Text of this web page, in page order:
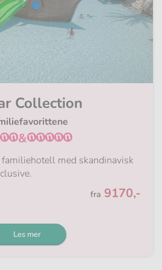
Collection
&
med skandinavisk
Fra
fra 9170,-
Les mer